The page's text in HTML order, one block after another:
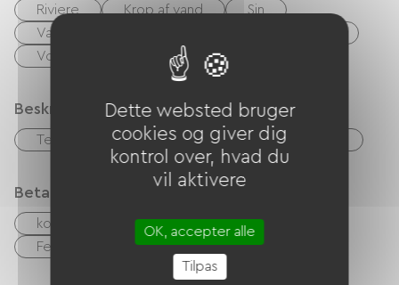
Riviere Krop af vand
Sin
Vandring
Voie Verte
Legeplads
Beskrivelse
Terrasse Garage Privat lukket grund
Betalingsmåder
kontrol
Kontanter
Feriekuponer (ANCV)
Dette websted bruger
cookies og giver dig
kontrol over, hvad du
vil aktivere
OK, accepter alle
Tilpas